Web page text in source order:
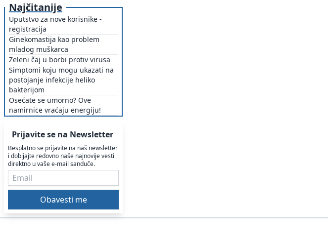
Najčitanije
Uputstvo za nove korisnike -
registracija
Ginekomastija kao problem
mladog muškarca
Zeleni čaj u borbi protiv virusa
Simptomi koju mogu ukazati na
postojanje infekcije heliko
bakterijom
Osećate se umorno? Ove
namirnice vraćaju energiju!
Prijavite se na Newsletter
Besplatno se prijavite na naš newsletter
i dobijajte redovno naše najnovije vesti
direktno u vaše e-mail sanduče.